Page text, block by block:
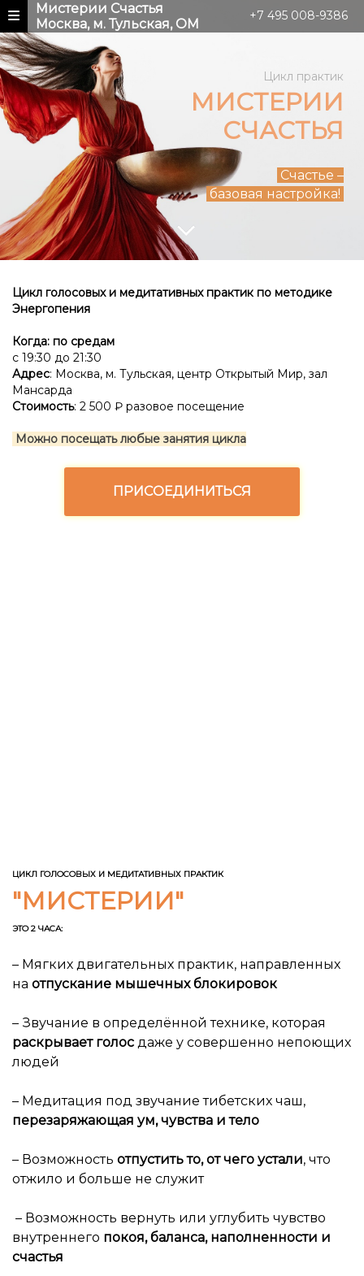
Мистерии Счастья
Москва, м. Тульская, ОМ
+7 495 008-9386
Цикл практик
МИСТЕРИИ
СЧАСТЬЯ
Счастье –
базовая настройка!
Цикл голосовых и медитативных практик по методике
Энергопения
Когда: по средам
с 19:30 до 21:30
Адрес: Москва, м. Тульская, центр Открытый Мир, зал
Мансарда
Стоимость: 2 500 ₽ разовое посещение
Можно посещать любые занятия цикла
ПРИСОЕДИНИТЬСЯ
ЦИКЛ ГОЛОСОВЫХ И МЕДИТАТИВНЫХ ПРАКТИК
"МИСТЕРИИ"
ЭТО 2 ЧАСА:
– Мягких двигательных практик, направленных
на отпускание мышечных блокировок
– Звучание в определённой технике, которая
раскрывает голос даже у совершенно непоющих
людей
– Медитация под звучание тибетских чаш,
перезаряжающая ум, чувства и тело
– Возможность отпустить то, от чего устали, что
отжило и больше не служит
– Возможность вернуть или углубить чувство
внутреннего покоя, баланса, наполненности и
счастья